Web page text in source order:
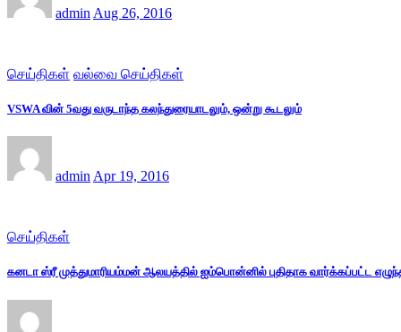
admin Aug 26, 2016
செய்திகள் வல்வை செய்திகள்
VSWA வின் 5வது வருடாந்த கலந்துரையாடலும், ஒன்று கூடலும்
admin Apr 19, 2016
செய்திகள்
கனடா ஸ்ரீ முத்துமாரியம்மன் ஆலயத்தில் ஐம்பொன்னில் புதிதாக வார்க்கப்பட்ட